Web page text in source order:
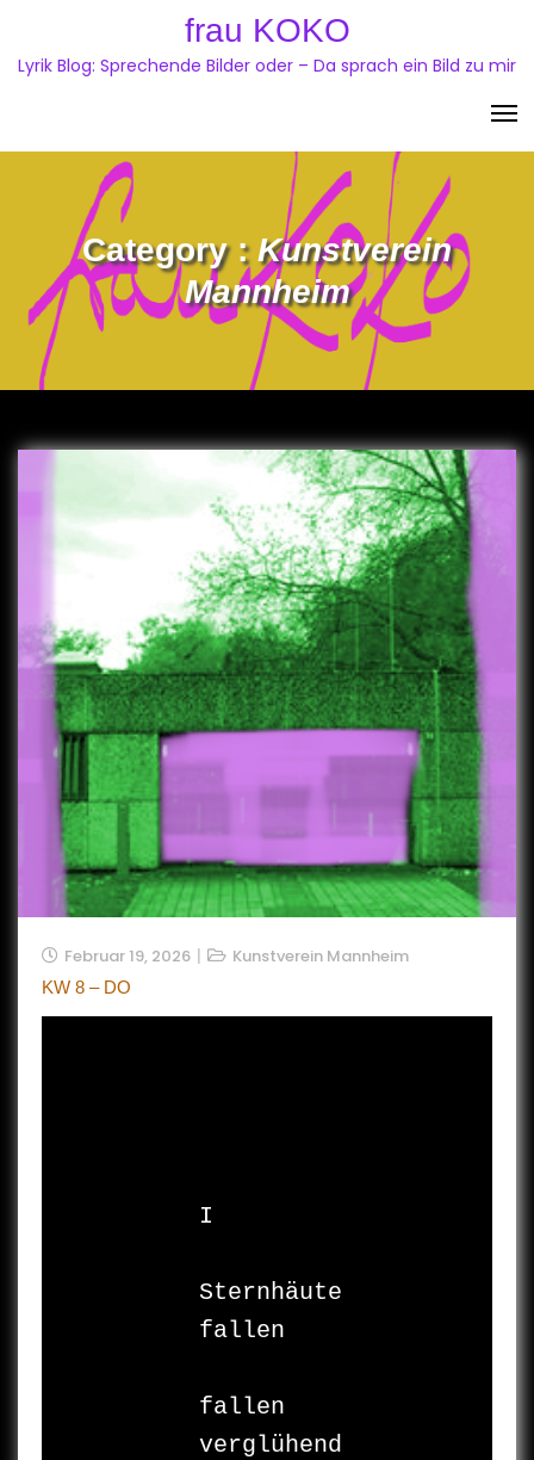
content
frau KOKO
Lyrik Blog: Sprechende Bilder oder – Da sprach ein Bild zu mir
Category :Kunstverein
Mannheim
Februar 19, 2026 Kunstverein Mannheim
KW 8 – DO
I
Sternhäute
fallen
fallen
verglühend